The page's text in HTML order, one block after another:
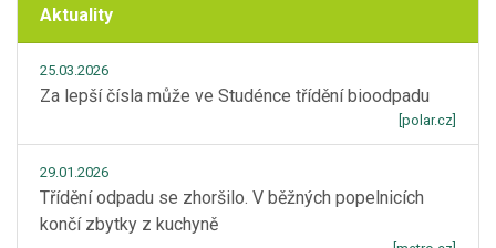
Aktuality
25.03.2026
Za lepší čísla může ve Studénce třídění bioodpadu
[polar.cz]
29.01.2026
Třídění odpadu se zhoršilo. V běžných popelnicích
končí zbytky z kuchyně